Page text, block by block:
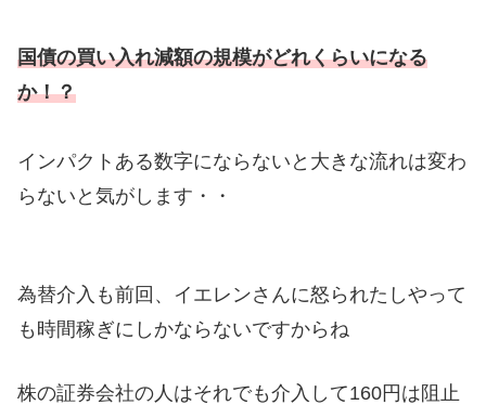
国債の買い入れ減額の規模がどれくらいになる
か！？
インパクトある数字にならないと大きな流れは変わ
らないと気がします・・
為替介入も前回、イエレンさんに怒られたしやって
も時間稼ぎにしかならないですからね
株の証券会社の人はそれでも介入して160円は阻止